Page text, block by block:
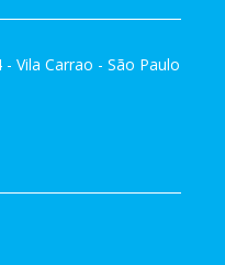
- Vila Carrao - São Paulo